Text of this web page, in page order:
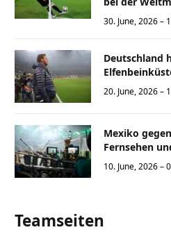
30. June, 2026 –
Deutschland
20. June, 2026 –
Mexiko
Fernsehen
10. June, 2026 –
Teamseiten